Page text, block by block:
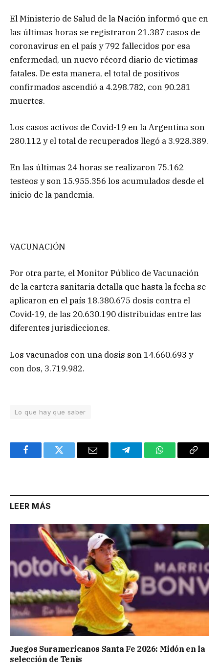
El Ministerio de Salud de la Nación informó que en
las últimas horas se registraron 21.387 casos de
coronavirus en el país y 792 fallecidos por esa
enfermedad, un nuevo récord diario de victimas
fatales. De esta manera, el total de positivos
confirmados ascendió a 4.298.782, con 90.281
muertes.
Los casos activos de Covid-19 en la Argentina son
280.112 y el total de recuperados llegó a 3.928.389.
En las últimas 24 horas se realizaron 75.162
testeos y son 15.955.356 los acumulados desde el
inicio de la pandemia.
VACUNACIÓN
Por otra parte, el Monitor Público de Vacunación
de la cartera sanitaria detalla que hasta la fecha se
aplicaron en el país 18.380.675 dosis contra el
Covid-19, de las 20.630.190 distribuidas entre las
diferentes jurisdicciones.
Los vacunados con una dosis son 14.660.693 y
con dos, 3.719.982.
Lo que hay que saber
FacebookTwitter Email TelegramWhatsAppCopy
LEER MÁS
Juegos Suramericanos Santa Fe 2026: Midón en la
selección de Tenis